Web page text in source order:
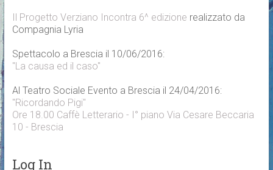
Il Progetto Verziano Incontra 6^ edizione realizzato da
Compagnia Lyria
Spettacolo a Brescia il 10/06/2016:
"La causa ed il caso"
Al Teatro Sociale Evento a Brescia il 24/04/2016:
"Ricordando Pigi"
Ore 18.00 Caffè Letterario - I° piano Via Cesare Beccaria
10 - Brescia
Log In